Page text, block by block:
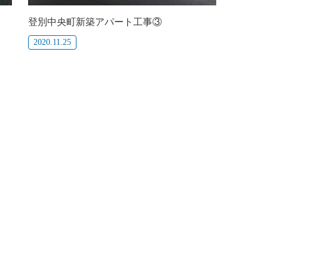
登別中央町新築アパート工事③
2020.11.25